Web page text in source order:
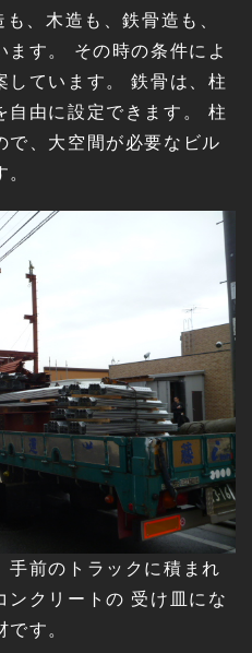
、木造も、鉄骨造も、
ます。 その時の条件によ
しています。 鉄骨は、柱
自由に設定できます。 柱
で、大空間が必要なビル
手前のトラックに積まれ
ンクリートの 受け皿にな
す。